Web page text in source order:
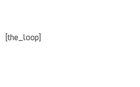
[the_loop]